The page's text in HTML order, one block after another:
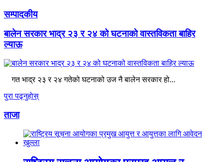
सम्पादकीय
बालेन सरकार भाद्र २३ र २४ को घटनाको वास्तविकता बाहिर
ल्याऊ
गत भाद्र २३ र २४ गतेको घटनाको उज नै बालेन सरकार हो...
पुरा पढ्नुहाेस्
ताजा